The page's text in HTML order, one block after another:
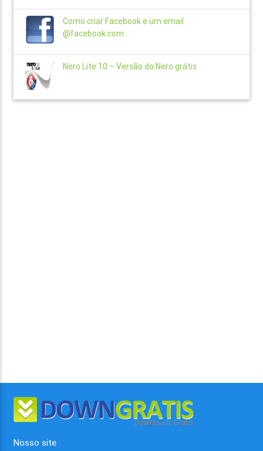
Como criar Facebook e um email
@facebook.com
Nero Lite 10 – Versão do Nero grátis
Nosso site